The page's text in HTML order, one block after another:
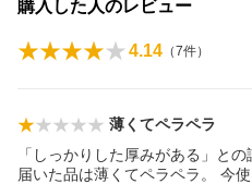
購入した人のレビュー
4.14 （7件）
薄くてペラペラ
「しっかりした厚みがある」と
届いた品は薄くてペラペラ。 今